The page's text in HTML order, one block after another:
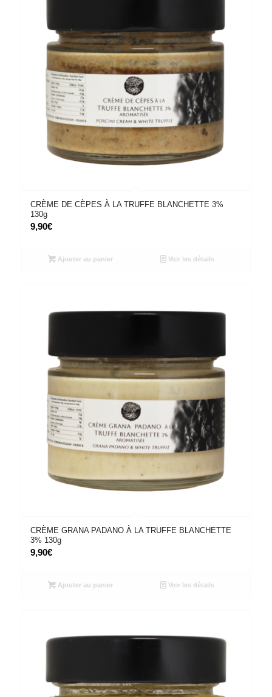
CRÈME DE CÈPES À LA TRUFFE BLANCHETTE 3%
130g
9,90€
Ajouter au panier Voir les détails
CRÈME GRANA PADANO À LA TRUFFE BLANCHETTE
3% 130g
9,90€
Ajouter au panier Voir les détails